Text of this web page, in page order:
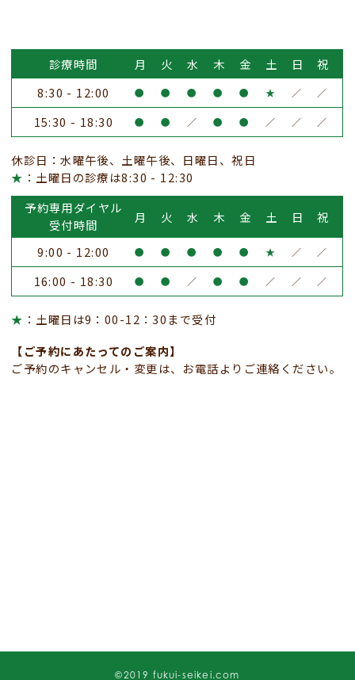
診療時間 月 火 水 木 金 土 日
祝
8:30 - 12:00
● ● ● ● ● ★ ／ ／
15:30 - 18:30 ● ● ／ ● ● ／ ／ ／
休診日：水曜午後、土曜午後、日曜日、祝日
★ ：土曜日の診療は8:30 - 12:30
予約専用ダイヤル
受付時間
月 火 水 木 金 土 日 祝
9:00 - 12:00 ● ● ● ● ● ★ ／ ／
16:00 - 18:30 ● ● ／ ● ● ／ ／ ／
★ ：土曜日は9：00-12：30まで受付
【ご予約にあたってのご案内】
ご予約のキャンセル・変更は、お電話よりご連絡ください。
©2019 fukui-seikei.com